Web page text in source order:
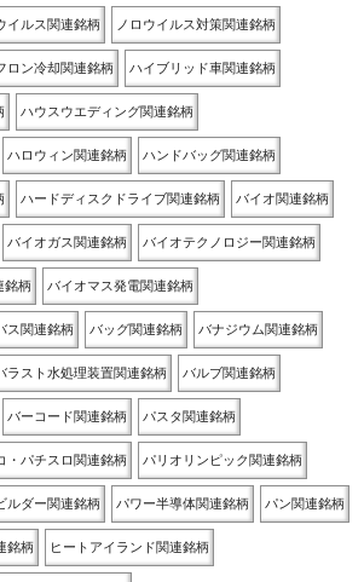
イルス関連銘柄 ノロウイルス対策関連銘柄
ロン冷却関連銘柄 ハイブリッド車関連銘柄
ハウスウエディング関連銘柄
ハロウィン関連銘柄 ハンドバッグ関連銘柄
ハードディスクドライブ関連銘柄 バイオ関連銘柄
バイオガス関連銘柄 バイオテクノロジー関連銘柄
銘柄 バイオマス発電関連銘柄
ス関連銘柄 バッグ関連銘柄 バナジウム関連銘柄
ラスト水処理装置関連銘柄 バルブ関連銘柄
バーコード関連銘柄 パスタ関連銘柄
・パチスロ関連銘柄 パリオリンピック関連銘柄
ルダー関連銘柄 パワー半導体関連銘柄 パン関連銘柄
銘柄 ヒートアイランド関連銘柄